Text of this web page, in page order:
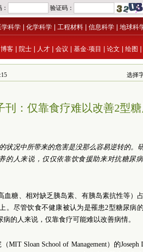
学科学 化学科学 工程材料 信息科学 地球科
博客 院士 人才 会议 基金·项目 论文 绘图
选择
：仅靠食疗难以改善2型
状况中所带来的危害是没那么容易逆转的。
的人来说，仅仅依靠饮食援助来对抗糖尿
血糖、相对缺乏胰岛素、有胰岛素抗性等）
。尽管饮食不健康被认为是罹患2型糖尿病
的人来说，仅靠食疗可能难以改善病情。
Sloan School of Management）的Joseph